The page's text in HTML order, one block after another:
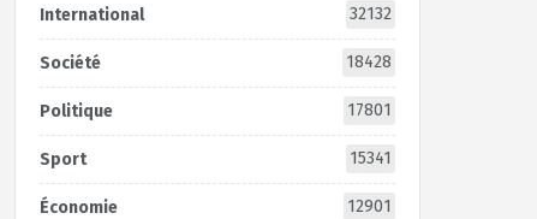
International 32132
Société 18428
Politique 17801
Sport 15341
Économie 12901